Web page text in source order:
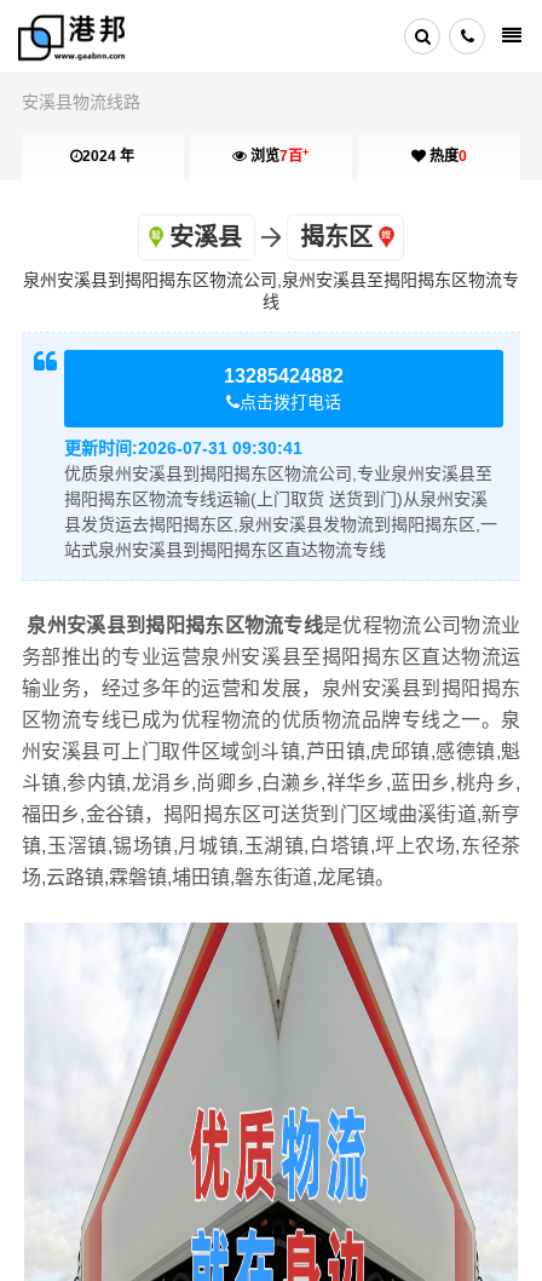
安溪县物流线路
2024 年 浏览7百+ 热度0
安溪县 揭东区
泉州安溪县到揭阳揭东区物流公司,泉州安溪县至揭阳揭东区物流专
线
13285424882
点击拨打电话
更新时间:2026-07-31 09:30:41
优质泉州安溪县到揭阳揭东区物流公司,专业泉州安溪县至
揭阳揭东区物流专线运输(上门取货 送货到门)从泉州安溪
县发货运去揭阳揭东区,泉州安溪县发物流到揭阳揭东区,一
站式泉州安溪县到揭阳揭东区直达物流专线
泉州安溪县到揭阳揭东区物流专线是优程物流公司物流业
务部推出的专业运营泉州安溪县至揭阳揭东区直达物流运
输业务，经过多年的运营和发展，泉州安溪县到揭阳揭东
区物流专线已成为优程物流的优质物流品牌专线之一。泉
州安溪县可上门取件区域剑斗镇,芦田镇,虎邱镇,感德镇,魁
斗镇,参内镇,龙涓乡,尚卿乡,白濑乡,祥华乡,蓝田乡,桃舟乡,
福田乡,金谷镇，揭阳揭东区可送货到门区域曲溪街道,新亨
镇,玉滘镇,锡场镇,月城镇,玉湖镇,白塔镇,坪上农场,东径茶
场,云路镇,霖磐镇,埔田镇,磐东街道,龙尾镇。